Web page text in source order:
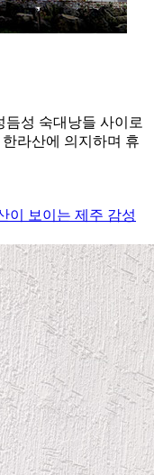
성 숙대낭들 사이로
라산에 의지하며 휴
이 보이는 제주 감성